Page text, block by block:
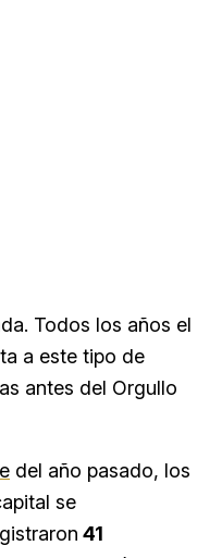
Todos los años el
a este tipo de
antes del Orgullo
del año pasado, los
se
41